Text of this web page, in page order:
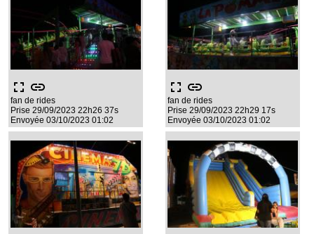
fullscreen link
fan de rides
Prise 29/09/2023 22h26 37s
Envoyée 03/10/2023 01:02
fullscreen link
fan de rides
Prise 29/09/2023 22h29 17s
Envoyée 03/10/2023 01:02